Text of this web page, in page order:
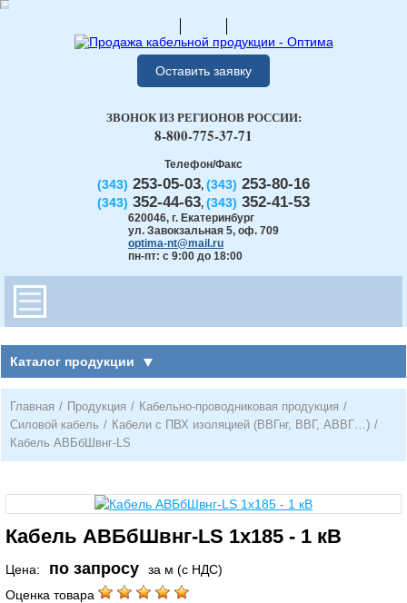
Оставить заявку
Телефон/Факс
(343) 253-05-03, (343) 253-80-16
(343) 352-44-63, (343) 352-41-53
620046, г. Екатеринбург
ул. Завокзальная 5, оф. 709
optima-nt@mail.ru
пн-пт: с 9:00 до 18:00
ЗВОНОК ИЗ РЕГИОНОВ РОССИИ:
8-800-775-37-71
Каталог продукции
Главная / Продукция / Кабельно-проводниковая продукция /
Силовой кабель / Кабели с ПВХ изоляцией (ВВГнг, ВВГ, АВВГ…) /
Кабель АВБбШвнг-LS
Кабель АВБбШвнг-LS 1х185 - 1 кВ
Цена: по запросу
за м (с НДС)
Оценка товара